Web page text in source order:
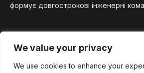
We value your privacy
We use cookies to enhance your
формує довгострокові інженерні